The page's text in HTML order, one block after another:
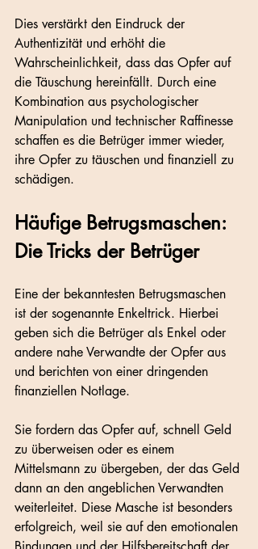
Dies verstärkt den Eindruck der
Authentizität und erhöht die
Wahrscheinlichkeit, dass das Opfer auf
die Täuschung hereinfällt. Durch eine
Kombination aus psychologischer
Manipulation und technischer Raffinesse
schaffen es die Betrüger immer wieder,
ihre Opfer zu täuschen und finanziell zu
schädigen.
Häufige Betrugsmaschen:
Die Tricks der Betrüger
Eine der bekanntesten Betrugsmaschen
ist der sogenannte Enkeltrick. Hierbei
geben sich die Betrüger als Enkel oder
andere nahe Verwandte der Opfer aus
und berichten von einer dringenden
finanziellen Notlage.
Sie fordern das Opfer auf, schnell Geld
zu überweisen oder es einem
Mittelsmann zu übergeben, der das Geld
dann an den angeblichen Verwandten
weiterleitet. Diese Masche ist besonders
erfolgreich, weil sie auf den emotionalen